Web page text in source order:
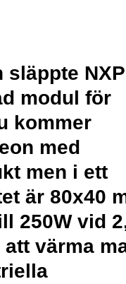
släppte NXP
modul för
kommer
med
men i ett
är 80x40
250W vid
att värma